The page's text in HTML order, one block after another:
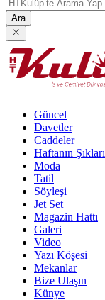
Ara
Güncel
Davetler
Caddeler
Haftanın Şıkları
Moda
Tatil
Söyleşi
Jet Set
Magazin Hattı
Galeri
Video
Yazı Köşesi
Mekanlar
Bize Ulaşın
Künye